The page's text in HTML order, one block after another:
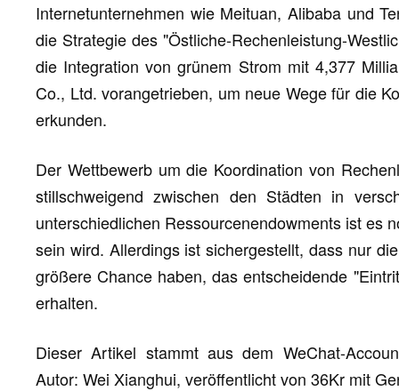
Internetunternehmen wie Meituan, Alibaba und
die Strategie des "Östliche-Rechenleistung-
die Integration von grünem Strom mit 4,377
Co., Ltd. vorangetrieben, um neue Wege für die
erkunden.
Der Wettbewerb um die Koordination von
stillschweigend zwischen den Städten in
unterschiedlichen Ressourcenendowments ist es
sein wird. Allerdings ist sichergestellt, dass nur
größere Chance haben, das entscheidende
erhalten.
Dieser Artikel stammt aus dem WeChat-
Autor: Wei Xianghui, veröffentlicht von 36Kr mit